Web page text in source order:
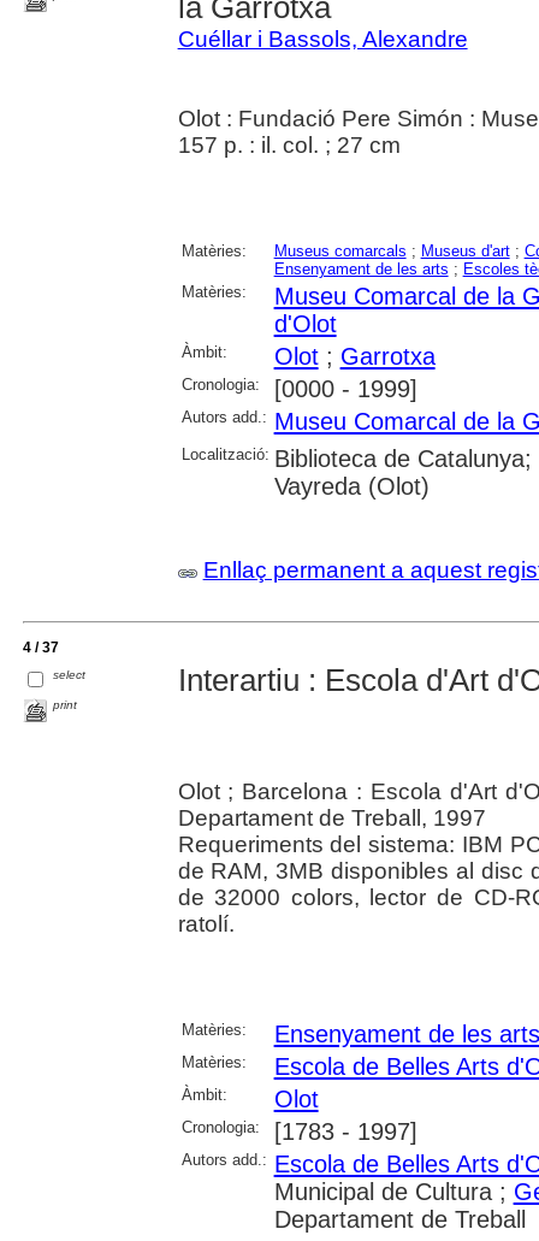
la Garrotxa
Cuéllar i Bassols, Alexandre
Olot : Fundació Pere Simón :
157 p. : il. col. ; 27 cm
Matèries: Museus comarcals ; Museus d'art;
Ensenyament de les arts ; Escoles
Matèries:
Museu Comarcal de la
d'Olot
Àmbit: Olot; Garrotxa
Cronologia: [0000 - 1999]
Autors add.: Museu Comarcal de la
Localització: Biblioteca de
Vayreda (Olot)
Enllaç permanent a aquest
4 / 37
select
print
Interartiu : Escola d'Art
Olot ; Barcelona : Escola d'Art
Departament de Treball, 1997
Requeriments del sistema: IBM
de RAM, 3MB disponibles al disc
de 32000 colors, lector de CD-
ratolí.
Matèries: Ensenyament de les arts
Matèries: Escola de Belles Arts
Àmbit: Olot
Cronologia: [1783 - 1997]
Autors add.: Escola de Belles Arts
Municipal de Cultura ;
Departament de Treball